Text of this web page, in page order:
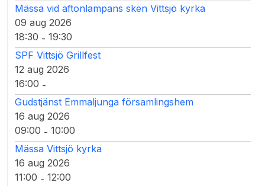
Mässa vid aftonlampans sken Vittsjö kyrka
09 aug 2026
18:30 - 19:30
SPF Vittsjö Grillfest
12 aug 2026
16:00 -
Gudstjänst Emmaljunga församlingshem
16 aug 2026
09:00 - 10:00
Mässa Vittsjö kyrka
16 aug 2026
11:00 - 12:00